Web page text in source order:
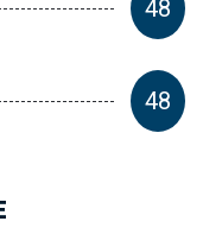
48
48